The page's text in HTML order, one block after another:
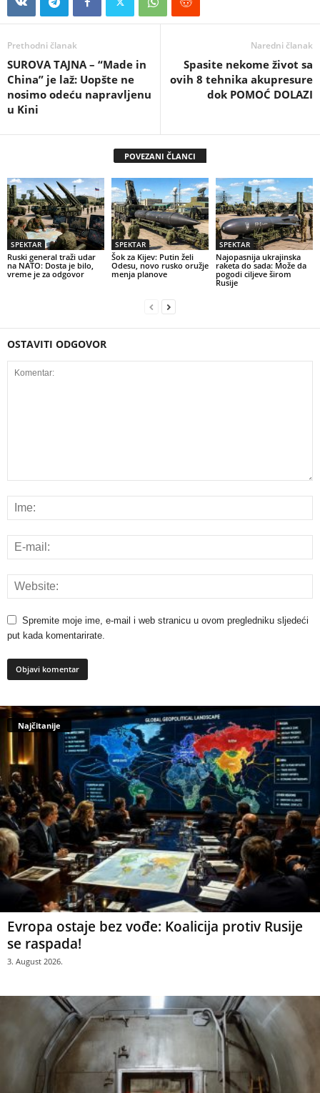
Prethodni članak
SUROVA TAJNA – “Made in
China” je laž: Uopšte ne
nosimo odeću napravljenu
u Kini
Naredni članak
Spasite nekome život sa
ovih 8 tehnika akupresure
dok POMOĆ DOLAZI
POVEZANI ČLANCI
SPEKTAR
Ruski general traži udar
na NATO: Dosta je bilo,
vreme je za odgovor
SPEKTAR
Šok za Kijev: Putin želi
Odesu, novo rusko oružje
menja planove
SPEKTAR
Najopasnija ukrajinska
raketa do sada: Može da
pogodi ciljeve širom
Rusije
OSTAVITI ODGOVOR
Spremite moje ime, e-mail i web stranicu u ovom pregledniku sljedeći
put kada komentarirate.
Najčitanije
Evropa ostaje bez vođe: Koalicija protiv Rusije
se raspada!
3. August 2026.